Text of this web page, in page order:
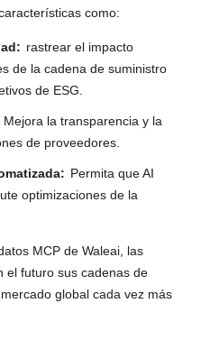
como:
rastrear el impacto
de la cadena de suministro
de ESG.
Mejora la transparencia y la
de proveedores.
Permita que AI
optimizaciones de la
MCP de Waleai, las
el futuro sus cadenas de
global cada vez más